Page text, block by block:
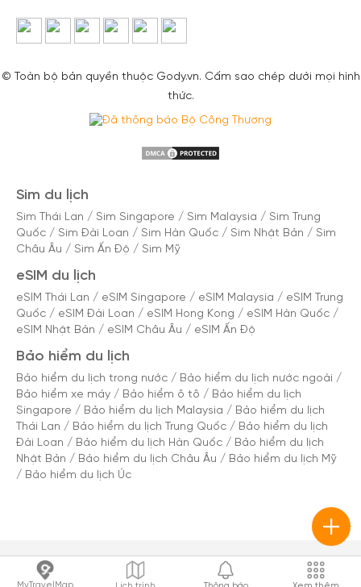
MyTravelMap
© Toàn bộ bản quyền thuộc Gody.vn. Cấm sao chép dưới mọi hình
thức.
Sim du lịch
Sim Thái Lan / Sim Singapore / Sim Malaysia / Sim Trung
Quốc / Sim Đài Loan / Sim Hàn Quốc / Sim Nhật Bản / Sim
Châu Âu / Sim Ấn Độ / Sim Mỹ
eSIM du lịch
eSIM Thái Lan / eSIM Singapore / eSIM Malaysia / eSIM Trung
Quốc / eSIM Đài Loan / eSIM Hong Kong / eSIM Hàn Quốc /
eSIM Nhật Bản / eSIM Châu Âu / eSIM Ấn Độ
Bảo hiểm du lịch
Bảo hiểm du lịch trong nước / Bảo hiểm du lịch nước ngoài /
Bảo hiểm xe máy / Bảo hiểm ô tô / Bảo hiểm du lịch
Singapore / Bảo hiểm du lịch Malaysia / Bảo hiểm du lịch
Thái Lan / Bảo hiểm du lịch Trung Quốc / Bảo hiểm du lịch
Đài Loan / Bảo hiểm du lịch Hàn Quốc / Bảo hiểm du lịch
Nhật Bản / Bảo hiểm du lịch Châu Âu / Bảo hiểm du lịch Mỹ
/ Bảo hiểm du lịch Úc